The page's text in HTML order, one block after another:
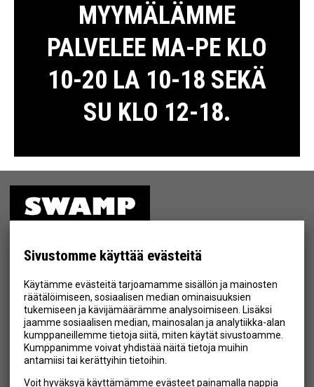
Sivustomme käyttää evästeitä
Käytämme evästeitä tarjoamamme sisällön ja mainosten
räätälöimiseen, sosiaalisen median ominaisuuksien
tukemiseen ja kävijämäärämme analysoimiseen. Lisäksi
jaamme sosiaalisen median, mainosalan ja analytiikka-alan
kumppaneillemme tietoja siitä, miten käytät sivustoamme.
Kumppanimme voivat yhdistää näitä tietoja muihin
antamiisi tai kerättyihin tietoihin.
Voit hyväksyä käyttämämme evästeet painamalla nappia
MYYMÄLÄMME
PALVELEE MA-PE KLO
10-20 LA 10-18 SEKÄ
SU KLO 12-18.
MYYMÄLÄ
YHTEYSTIEDOT
Hyväksyn henkilötietojen tallentamisen (
Tilaa